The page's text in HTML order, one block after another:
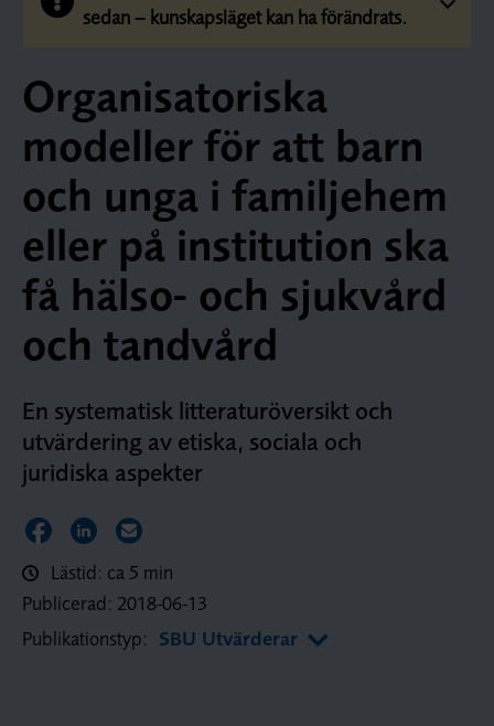
sedan – kunskapsläget kan ha förändrats.
Organisatoriska
modeller för att barn
och unga i familjehem
eller på institution ska
få hälso- och sjukvård
och tandvård
En systematisk litteraturöversikt och
utvärdering av etiska, sociala och
juridiska aspekter
Dela sidan på Facebook
Dela sidan på LinkedIn
Dela sidan via E-post
Lästid: ca 5 min
Publicerad: 2018-06-13
Publikationstyp: SBU Utvärderar